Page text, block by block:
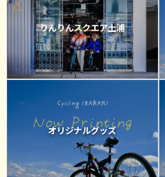
りんりんスクエア土浦
オリジナルグッズ